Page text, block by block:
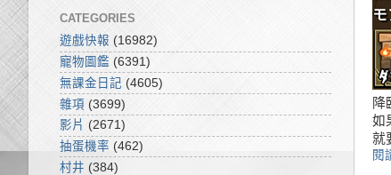
降
如
就
閱
CATEGORIES
遊戲快報 (16982)
寵物圖鑑 (6391)
無課金日記 (4605)
雜項 (3699)
影片 (2671)
抽蛋機率 (462)
村井 (384)